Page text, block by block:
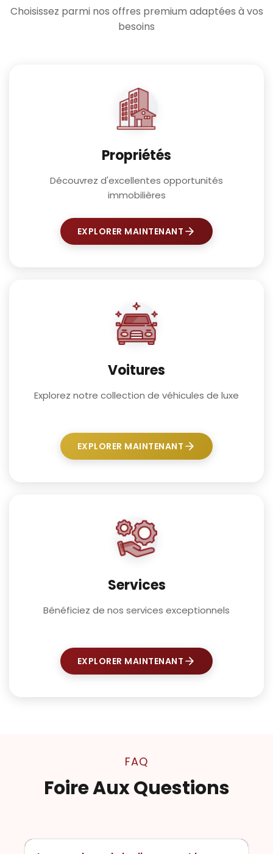
Choisissez parmi nos offres premium adaptées à vos
besoins
Propriétés
Découvrez d'excellentes opportunités
immobilières
EXPLORER MAINTENANT
Voitures
Explorez notre collection de véhicules de luxe
EXPLORER MAINTENANT
Services
Bénéficiez de nos services exceptionnels
EXPLORER MAINTENANT
FAQ
Foire Aux Questions